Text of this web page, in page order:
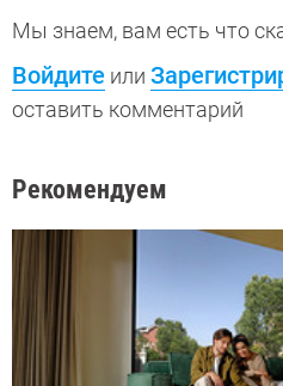
Мы знаем, вам есть что
Войдите или
оставить комментарий
Рекомендуем